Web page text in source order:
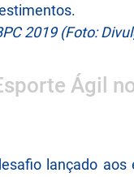
2019 (Foto:
Ágil
lançado aos